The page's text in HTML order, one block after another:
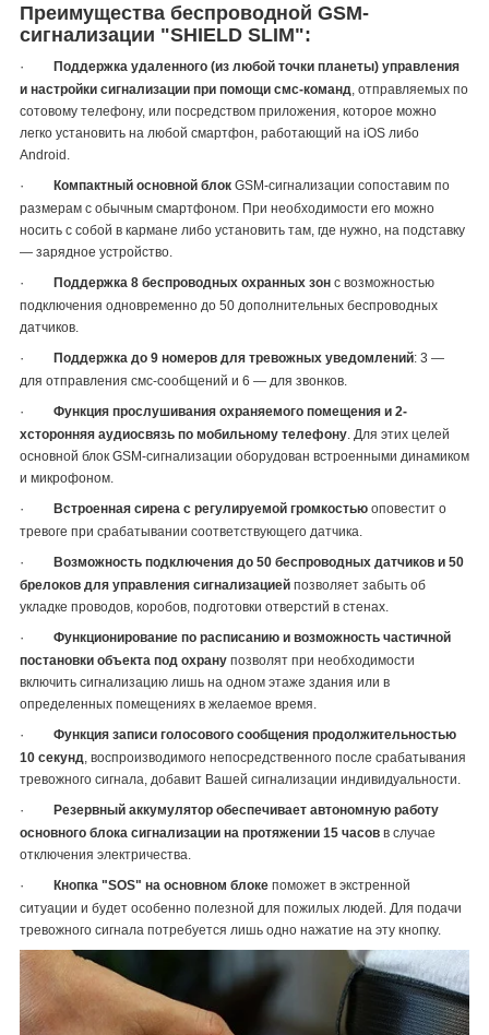
Преимущества беспроводной GSM-
сигнализации "SHIELD SLIM":
·
Поддержка удаленного (из любой точки планеты) управления
и настройки сигнализации при помощи смс-команд, отправляемых по
сотовому телефону, или посредством приложения, которое можно
легко установить на любой смартфон, работающий на iOS либо
Android.
· Компактный основной блок GSM-сигнализации сопоставим по
размерам с обычным смартфоном. При необходимости его можно
носить с собой в кармане либо установить там, где нужно, на подставку
— зарядное устройство.
· Поддержка 8 беспроводных охранных зон с возможностью
подключения одновременно до 50 дополнительных беспроводных
датчиков.
· Поддержка до 9 номеров для тревожных уведомлений: 3 —
для отправления смс-сообщений и 6 — для звонков.
·
Функция прослушивания охраняемого помещения и 2-
хсторонняя аудиосвязь по мобильному телефону. Для этих целей
основной блок GSM-сигнализации оборудован встроенными динамиком
и микрофоном.
· Встроенная сирена с регулируемой громкостью оповестит о
тревоге при срабатывании соответствующего датчика.
·
Возможность подключения до 50 беспроводных датчиков и 50
брелоков для управления сигнализацией позволяет забыть об
укладке проводов, коробов, подготовки отверстий в стенах.
·
Функционирование по расписанию и возможность частичной
постановки объекта под охрану позволят при необходимости
включить сигнализацию лишь на одном этаже здания или в
определенных помещениях в желаемое время.
·
Функция записи голосового сообщения продолжительностью
10 секунд, воспроизводимого непосредственного после срабатывания
тревожного сигнала, добавит Вашей сигнализации индивидуальности.
·
Резервный аккумулятор обеспечивает автономную работу
основного блока сигнализации на протяжении 15 часов в случае
отключения электричества.
· Кнопка "SOS" на основном блоке поможет в экстренной
ситуации и будет особенно полезной для пожилых людей. Для подачи
тревожного сигнала потребуется лишь одно нажатие на эту кнопку.